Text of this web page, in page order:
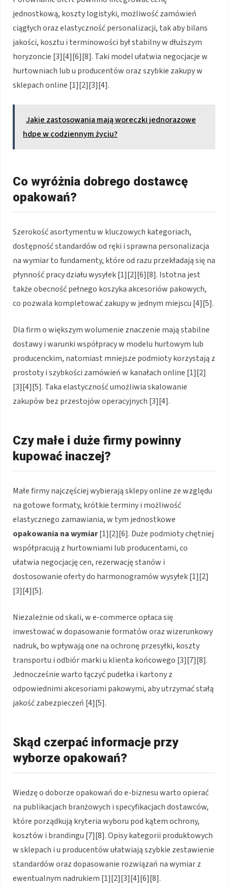
jednostkową, koszty logistyki, możliwość zamówień
ciągłych oraz elastyczność personalizacji, tak aby bilans
jakości, kosztu i terminowości był stabilny w dłuższym
horyzoncie [3][4][6][8]. Taki model ułatwia negocjacje w
hurtowniach lub u producentów oraz szybkie zakupy w
sklepach online [1][2][3][4].
Jakie zastosowania mają woreczki jednorazowe
hdpe w codziennym życiu?
Co wyróżnia dobrego dostawcę
opakowań?
Szerokość asortymentu w kluczowych kategoriach,
dostępność standardów od ręki i sprawna personalizacja
na wymiar to fundamenty, które od razu przekładają się na
płynność pracy działu wysyłek [1][2][6][8]. Istotna jest
także obecność pełnego koszyka akcesoriów pakowych,
co pozwala kompletować zakupy w jednym miejscu [4][5].
Dla firm o większym wolumenie znaczenie mają stabilne
dostawy i warunki współpracy w modelu hurtowym lub
producenckim, natomiast mniejsze podmioty korzystają z
prostoty i szybkości zamówień w kanałach online [1][2]
[3][4][5]. Taka elastyczność umożliwia skalowanie
zakupów bez przestojów operacyjnych [3][4].
Czy małe i duże firmy powinny
kupować inaczej?
Małe firmy najczęściej wybierają sklepy online ze względu
na gotowe formaty, krótkie terminy i możliwość
elastycznego zamawiania, w tym jednostkowe
opakowania na wymiar[1][2][6]. Duże podmioty chętniej
współpracują z hurtowniami lub producentami, co
ułatwia negocjację cen, rezerwację stanów i
dostosowanie oferty do harmonogramów wysyłek [1][2]
[3][4][5].
Niezależnie od skali, w e-commerce opłaca się
inwestować w dopasowanie formatów oraz wizerunkowy
nadruk, bo wpływają one na ochronę przesyłki, koszty
transportu i odbiór marki u klienta końcowego [3][7][8].
Jednocześnie warto łączyć pudełka i kartony z
odpowiednimi akcesoriami pakowymi, aby utrzymać stałą
jakość zabezpieczeń [4][5].
Skąd czerpać informacje przy
wyborze opakowań?
Wiedzę o doborze opakowań do e-biznesu warto opierać
na publikacjach branżowych i specyfikacjach dostawców,
które porządkują kryteria wyboru pod kątem ochrony,
kosztów i brandingu [7][8]. Opisy kategorii produktowych
w sklepach i u producentów ułatwiają szybkie zestawienie
standardów oraz dopasowanie rozwiązań na wymiar z
ewentualnym nadrukiem [1][2][3][4][6][8].